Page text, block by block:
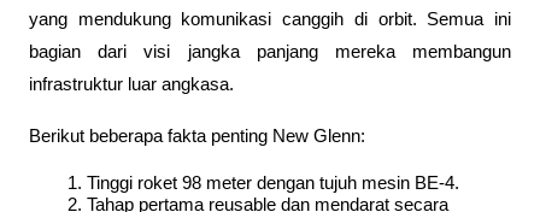
yang mendukung komunikasi canggih di orbit. Semua ini
bagian dari visi jangka panjang mereka membangun
infrastruktur luar angkasa.
Berikut beberapa fakta penting New Glenn:
Tinggi roket 98 meter dengan tujuh mesin BE-4.
Tahap pertama reusable dan mendarat secara